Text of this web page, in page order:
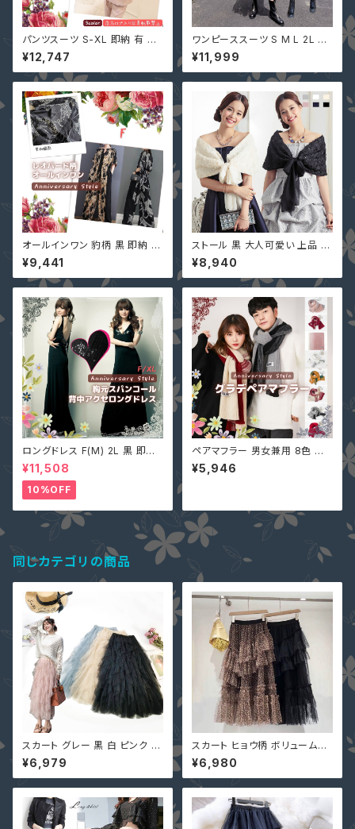
パンツスーツ S-XL 即納 有 ピ
ンクチェック 黒 ネイビーストラ
イプ セットアップ 長袖ジャケット
＋パンツ 韓国ファッション 上下
¥12,747
ワンピーススーツ S M L 2L 3L
4L 即納 黒 グレー 大人可愛い
セットアップ ぽっちゃり ジャケッ
ト チュール 切替 ASY-98926
¥11,999
オールインワン 豹柄 黒 即納 ブ
ラウン ガウチョパンツ ワイドパ
ンツ ゆったり 半袖 レオパード
ecmio-223596 レディース つ
¥9,441
ストール 黒 大人可愛い 上品 シ
フォン 花柄 レース YJ-33796
7 カーディガン 肩掛け ショール
ボレロ 結婚式 ピンク ネイビー
¥8,940
ロングドレス F(M) 2L 黒 即納
マキシワンピース キャバ嬢 パー
ティードレス スパンコール 二次
会 大きいサイズ YJ-6536 レデ
ィース 背中開き ノースリーブ イ
ブニングドレス
¥11,508
10%OFF
ペアマフラー 男女兼用 8色 ペ
アルック カップル ストール 大判
厚手 お揃い 8628673 レディ
単品価
¥5,946
同じカテゴリの商品
スカート グレー 黒 白 ピンク ベ
ージュ ボリューム感 フリルチュ
ール QY-13906 大人可愛い デ
ートコーデ レディース チュチュ
¥6,979
スカート ヒョウ柄 ボリューム感
3段フレア 黒 ベージュ チュール
フリル 2117316 レオパード ティ
アード 大人可愛い デートコーデ
¥6,980